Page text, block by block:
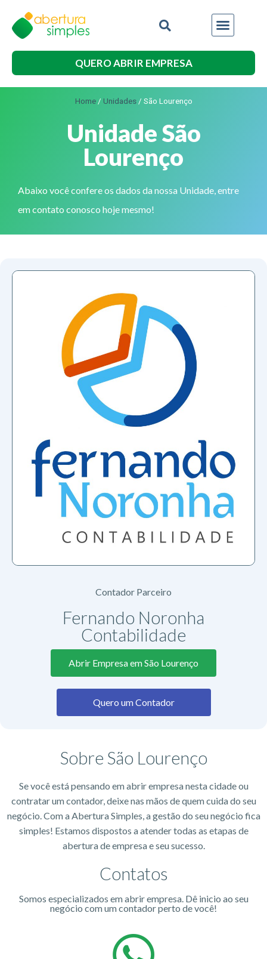
QUERO ABRIR EMPRESA
Home/ Unidades/ São Lourenço
Unidade São
Lourenço
Abaixo você confere os dados da nossa Unidade, entre
em contato conosco hoje mesmo!
Contador Parceiro
Fernando Noronha
Contabilidade
Abrir Empresa em São Lourenço
Quero um Contador
Sobre São Lourenço
Se você está pensando em abrir empresa nesta cidade ou
contratar um contador, deixe nas mãos de quem cuida do seu
negócio. Com a Abertura Simples, a gestão do seu negócio fica
simples! Estamos dispostos a atender todas as etapas de
abertura de empresa e seu sucesso.
Contatos
Somos especializados em abrir empresa. Dê inicio ao seu
negócio com um contador perto de você!